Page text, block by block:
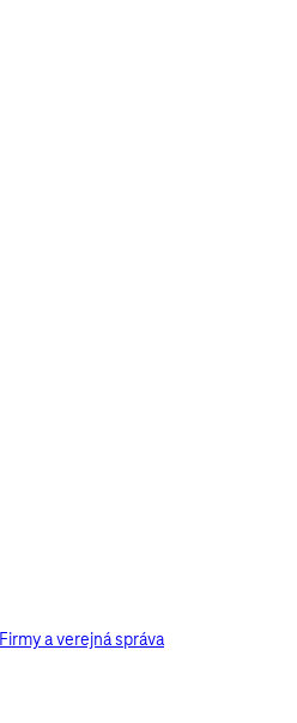
Firmy a verejná správa